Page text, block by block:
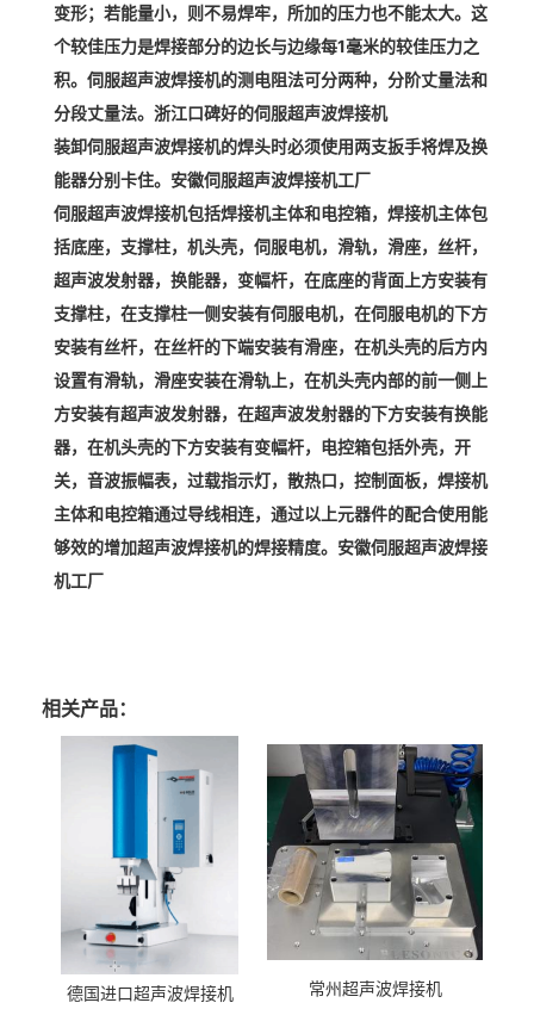
变形；若能量小，则不易焊牢，所加的压力也不能太大。这
个较佳压力是焊接部分的边长与边缘每1毫米的较佳压力之
积。伺服超声波焊接机的测电阻法可分两种，分阶丈量法和
分段丈量法。浙江口碑好的伺服超声波焊接机
装卸伺服超声波焊接机的焊头时必须使用两支扳手将焊及换
能器分别卡住。安徽伺服超声波焊接机工厂
伺服超声波焊接机包括焊接机主体和电控箱，焊接机主体包
括底座，支撑柱，机头壳，伺服电机，滑轨，滑座，丝杆，
超声波发射器，换能器，变幅杆，在底座的背面上方安装有
支撑柱，在支撑柱一侧安装有伺服电机，在伺服电机的下方
安装有丝杆，在丝杆的下端安装有滑座，在机头壳的后方内
设置有滑轨，滑座安装在滑轨上，在机头壳内部的前一侧上
方安装有超声波发射器，在超声波发射器的下方安装有换能
器，在机头壳的下方安装有变幅杆，电控箱包括外壳，开
关，音波振幅表，过载指示灯，散热口，控制面板，焊接机
主体和电控箱通过导线相连，通过以上元器件的配合使用能
够效的增加超声波焊接机的焊接精度。安徽伺服超声波焊接
机工厂
相关产品：
德国进口超声波焊接机 常州超声波焊接机